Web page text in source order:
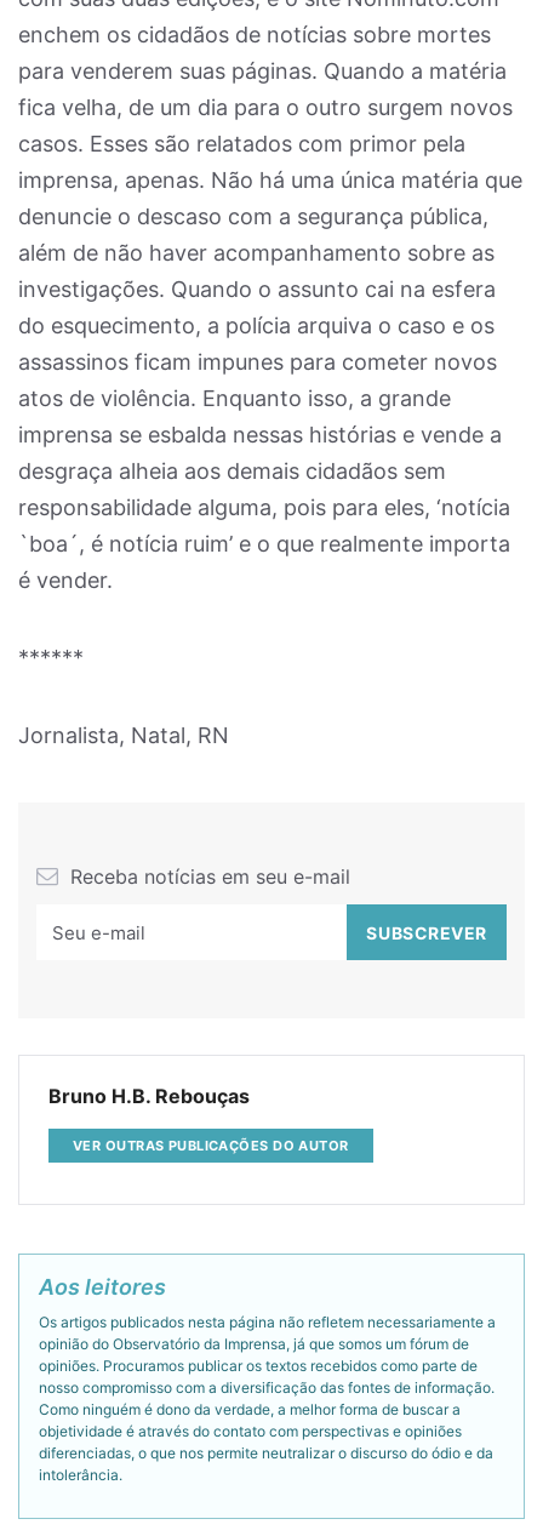
enchem os cidadãos de notícias sobre mortes
para venderem suas páginas. Quando a matéria
fica velha, de um dia para o outro surgem novos
casos. Esses são relatados com primor pela
imprensa, apenas. Não há uma única matéria que
denuncie o descaso com a segurança pública,
além de não haver acompanhamento sobre as
investigações. Quando o assunto cai na esfera
do esquecimento, a polícia arquiva o caso e os
assassinos ficam impunes para cometer novos
atos de violência. Enquanto isso, a grande
imprensa se esbalda nessas histórias e vende a
desgraça alheia aos demais cidadãos sem
responsabilidade alguma, pois para eles, ‘notícia
`boa´, é notícia ruim’ e o que realmente importa
é vender.
******
Jornalista, Natal, RN
Receba notícias em seu e-mail
Bruno H.B. Rebouças
VER OUTRAS PUBLICAÇÕES DO AUTOR
Aos leitores
Os artigos publicados nesta página não refletem necessariamente a
opinião do Observatório da Imprensa, já que somos um fórum de
opiniões. Procuramos publicar os textos recebidos como parte de
nosso compromisso com a diversificação das fontes de informação.
Como ninguém é dono da verdade, a melhor forma de buscar a
objetividade é através do contato com perspectivas e opiniões
diferenciadas, o que nos permite neutralizar o discurso do ódio e da
intolerância.